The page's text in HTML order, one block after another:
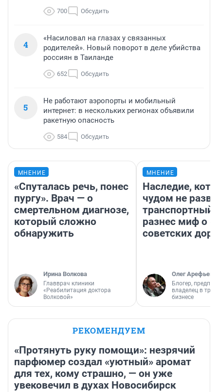
700 Обсудить
4
«Насиловал на глазах у связанных
родителей». Новый поворот в деле убийства
россиян в Таиланде
652 Обсудить
5
Не работают аэропорты и мобильный
интернет: в нескольких регионах объявили
ракетную опасность
584 Обсудить
МНЕНИЕ
«Спуталась речь, понес
пургу». Врач — о
смертельном диагнозе,
который сложно
обнаружить
Ирина Волкова
Главврач клиники
«Реабилитация доктора
Волковой»
МНЕНИЕ
Наследие,
чудом не
транспортный
разнес миф о
советских
Олег Арефьев
Блогер,
владелец в
бизнесе
РЕКОМЕНДУЕМ
«Протянуть руку помощи»: незрячий
парфюмер создал «уютный» аромат
для тех, кому страшно, — он уже
увековечил в духах Новосибирск